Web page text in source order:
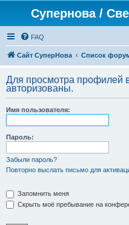
Супернова /
FAQ
Сайт СуперНова Список
Для просмотра профилей
авторизованы.
Имя пользователя:
Пароль:
Забыли пароль?
Повторно выслать письмо для
Запомнить меня
Скрыть моё пребывание на